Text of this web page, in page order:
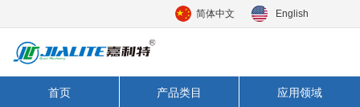
简体中文 English
首页 产品类目 应用领域